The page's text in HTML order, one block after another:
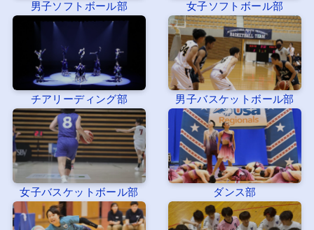
男子ソフトボール部 女子ソフトボール部
チアリーディング部 男子バスケットボール部
女子バスケットボール部 ダンス部